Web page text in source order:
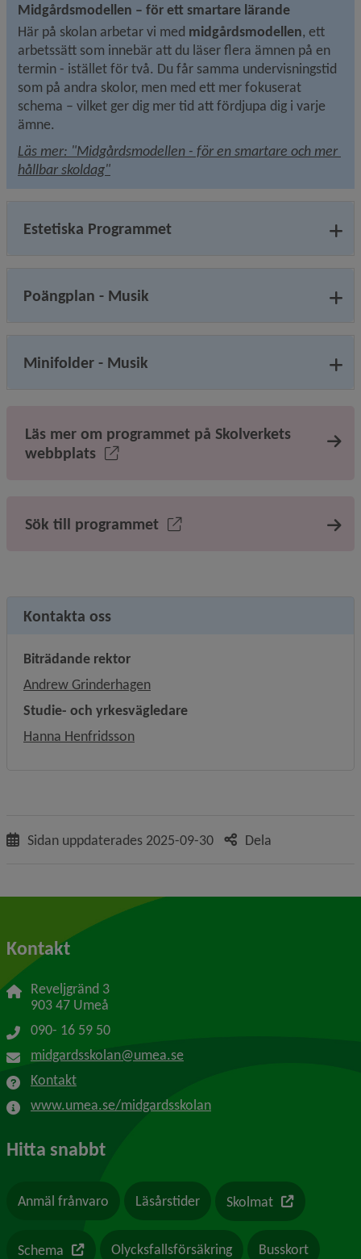
Midgårdsmodellen – för ett smartare lärande
Här på skolan arbetar vi med midgårdsmodellen, ett
arbetssätt som innebär att du läser flera ämnen på en
termin - istället för två. Du får samma undervisningstid
som på andra skolor, men med ett mer fokuserat
schema – vilket ger dig mer tid att fördjupa dig i varje
ämne.
Läs mer: "Midgårdsmodellen - för en smartare och mer
hållbar skoldag"
Estetiska Programmet
Poängplan - Musik
Minifolder - Musik
Läs mer om programmet på Skolverkets
webbplats
Sök till programmet
Kontakta oss
Biträdande rektor
Andrew Grinderhagen
Studie- och yrkesvägledare
Hanna Henfridsson
Sidan uppdaterades 2025-09-30 Dela
Kontakt
Reveljgränd 3
903 47 Umeå
090- 16 59 50
midgardsskolan@umea.se
Kontakt
www.umea.se/midgardsskolan
Hitta snabbt
Anmäl frånvaro Läsårstider Skolmat Länk till en
Schema Länk till en annan webbplats
Olycksfallsförsäkring Busskort